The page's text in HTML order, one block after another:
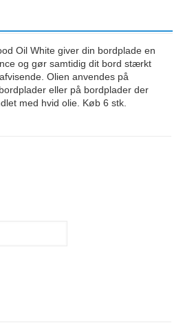
Oil White giver din bordplade en
og gør samtidig dit bord stærkt
Olien anvendes på
eller på bordplader der
med hvid olie. Køb 6 stk.